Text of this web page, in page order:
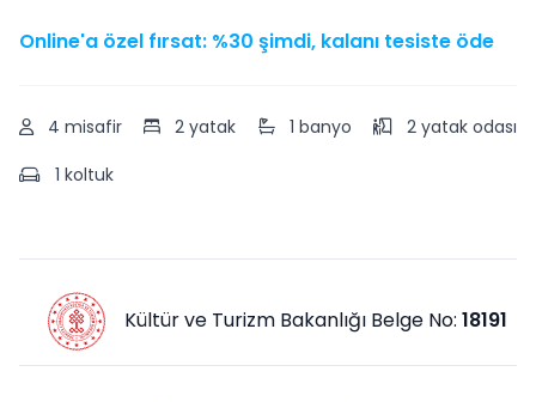
Online'a özel fırsat: %30 şimdi, kalanı tesiste öde
4 misafir 2 yatak 1 banyo
2 yatak odası
1 koltuk
Kültür ve Turizm Bakanlığı Belge No: 18191